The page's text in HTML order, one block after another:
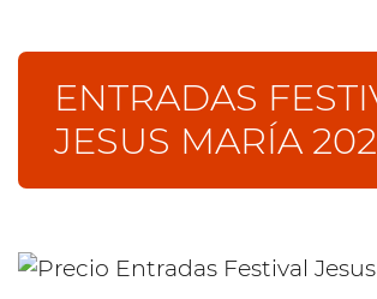
ENTRADAS
JESUS MARÍA